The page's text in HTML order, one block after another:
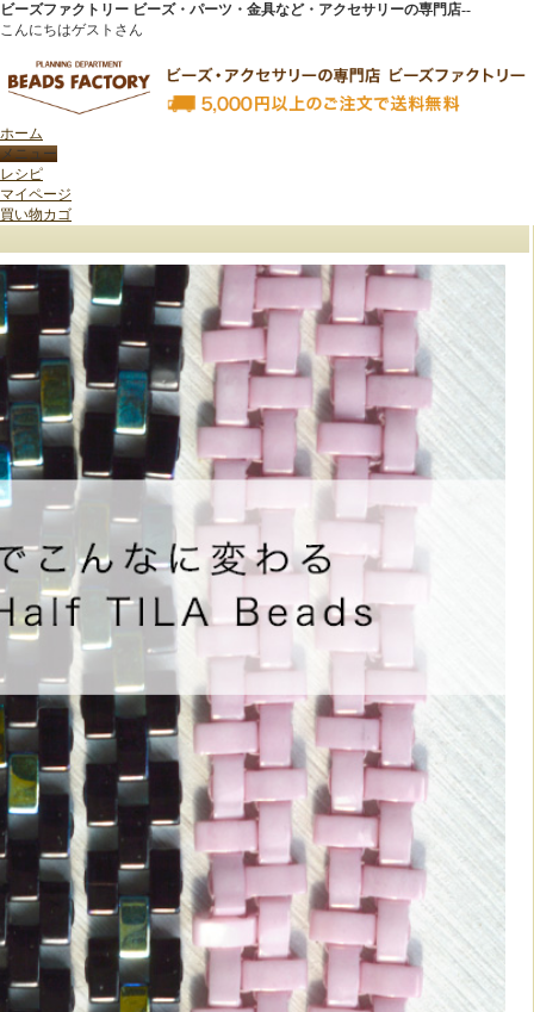
ビーズファクトリー ビーズ・パーツ・金具など・アクセサリーの専門店--
こんにちはゲストさん
ホーム
レシピ
マイページ
買い物カゴ